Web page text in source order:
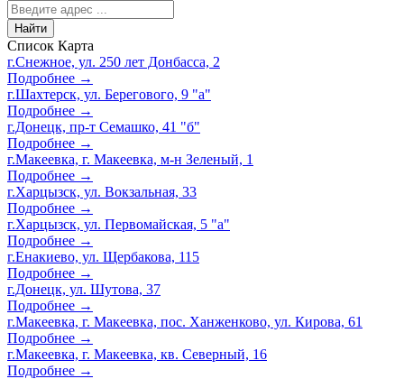
Найти
Список Карта
г.Снежное, ул. 250 лет Донбасса, 2
Подробнее →
г.Шахтерск, ул. Берегового, 9 "а"
Подробнее →
г.Донецк, пр-т Семашко, 41 "б"
Подробнее →
г.Макеевка, г. Макеевка, м-н Зеленый, 1
Подробнее →
г.Харцызск, ул. Вокзальная, 33
Подробнее →
г.Харцызск, ул. Первомайская, 5 "а"
Подробнее →
г.Енакиево, ул. Щербакова, 115
Подробнее →
г.Донецк, ул. Шутова, 37
Подробнее →
г.Макеевка, г. Макеевка, пос. Ханженково, ул. Кирова, 61
Подробнее →
г.Макеевка, г. Макеевка, кв. Северный, 16
Подробнее →